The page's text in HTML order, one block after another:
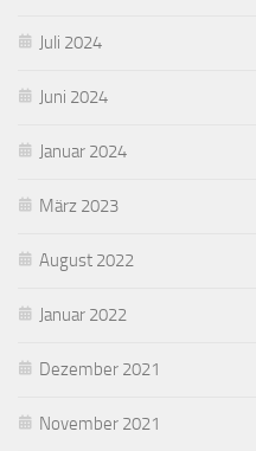
Juli 2024
Juni 2024
Januar 2024
März 2023
August 2022
Januar 2022
Dezember 2021
November 2021